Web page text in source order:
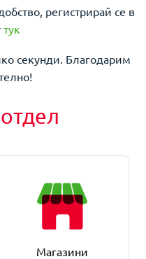
регистрирай се в
тук
секунди. Благодарим
отдел
Магазини